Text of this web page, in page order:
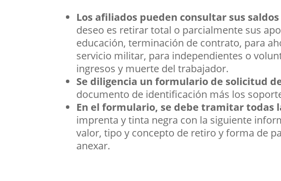
Los afiliados pueden consultar sus
deseo es retirar total o parcialmente sus
educación, terminación de contrato, para
servicio militar, para independientes o
ingresos y muerte del trabajador.
Se diligencia un formulario de solicitud
documento de identificación más los
En el formulario, se debe tramitar todas
imprenta y tinta negra con la siguiente
valor, tipo y concepto de retiro y forma de
anexar.